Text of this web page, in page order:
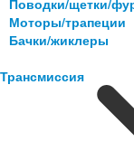
Поводки/щетки/
Моторы/трапеции
Бачки/жиклеры
Трансмиссия